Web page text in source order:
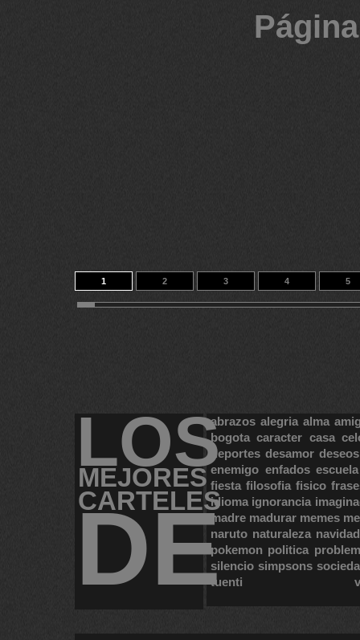
1 2 3 4 5
11 12 13 14 176
LOS
MEJORES
CARTELES
DE
abrazos alegria alma
bogota caracter casa
deportes desamor deseos
enemigo enfados escuela
fiesta filosofia fisico
idioma ignorancia
madre madurar memes
naruto naturaleza navidad
pokemon politica
silencio simpsons
tuenti